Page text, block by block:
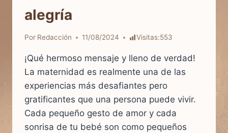
alegría
Por Redacción 11/08/2024 Visitas:553
¡Qué hermoso mensaje y lleno de verdad!
La maternidad es realmente una de las
experiencias más desafiantes pero
gratificantes que una persona puede vivir.
Cada pequeño gesto de amor y cada
sonrisa de tu bebé son como pequeños